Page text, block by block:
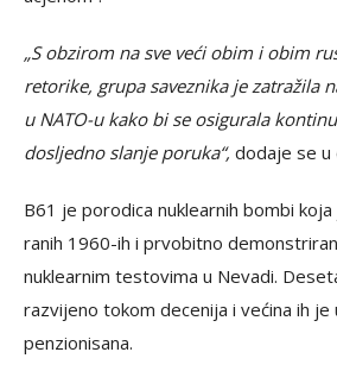
„S obzirom na sve veći obim i obim
retorike, grupa saveznika je zatražila
u NATO-u kako bi se osigurala
dosljedno slanje poruka“, dodaje se u
B61 je porodica nuklearnih bombi
ranih 1960-ih i prvobitno
nuklearnim testovima u Nevadi.
razvijeno tokom decenija i većina ih je
penzionisana.